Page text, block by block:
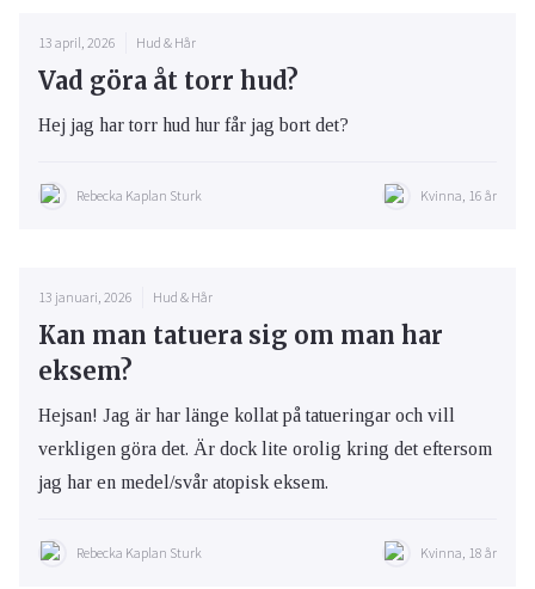
13 april, 2026 Hud & Hår
Vad göra åt torr hud?
Hej jag har torr hud hur får jag bort det?
Rebecka Kaplan Sturk Kvinna, 16 år
13 januari, 2026 Hud & Hår
Kan man tatuera sig om man har
eksem?
Hejsan! Jag är har länge kollat på tatueringar och vill
verkligen göra det. Är dock lite orolig kring det eftersom
jag har en medel/svår atopisk eksem.
Rebecka Kaplan Sturk Kvinna, 18 år